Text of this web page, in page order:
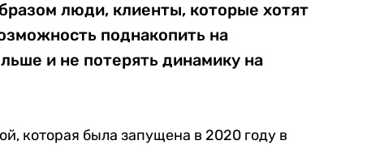
люди, клиенты, которые хотят
поднакопить на
и не потерять динамику на
которая была запущена в 2020 году в